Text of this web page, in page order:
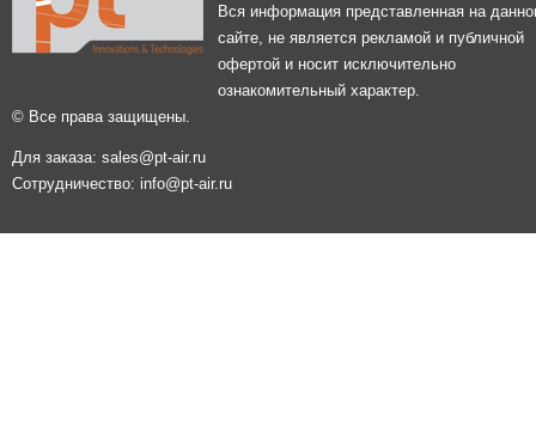
Вся информация представленная на
сайте, не является рекламой и публичной
офертой и носит исключительно
ознакомительный характер.
© Все права защищены.
Для заказа: sales@pt-air.ru
Сотрудничество: info@pt-air.ru